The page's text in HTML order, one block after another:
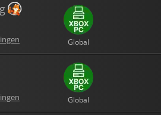
Global
Global